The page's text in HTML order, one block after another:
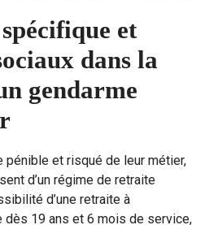
et
dans la
gendarme
pénible et risqué de leur métier,
d’un régime de retraite
d’une retraite à
dès 19 ans et 6 mois de service,